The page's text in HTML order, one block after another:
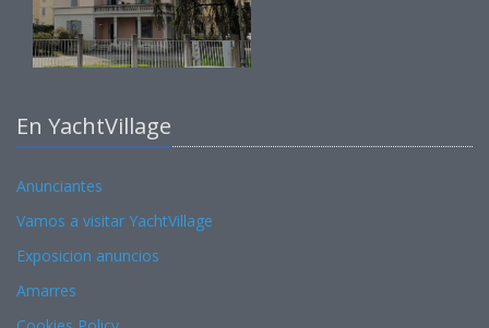
En YachtVillage
Anunciantes
Vamos a visitar YachtVillage
Exposicion anuncios
Amarres